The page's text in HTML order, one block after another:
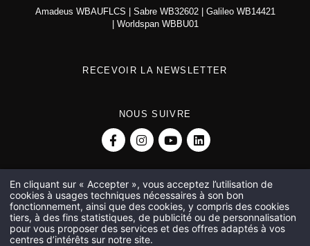
Amadeus WBAUFLCS | Sabre WB32602 | Galileo WB14421
| Worldspan WBBU01
RECEVOIR LA NEWSLETTER
NOUS SUIVRE
Restaurant 2 étoiles à Joigny
Stage de cuisine avec chef étoilé
Hôtel 5 étoiles à Joigny
Hôtel 5 étoiles spa proche d’Auxerre
Hôtel 5 étoiles proche d’Auxerre
© La Côte Saint-Jacques & Spa ***** - Tous droits réservés -
reception@cotesaintjacques.com
En cliquant sur « Accepter », vous acceptez l’utilisation de
cookies à usages techniques nécessaires à son bon
fonctionnement, ainsi que des cookies, y compris des cookies
tiers, à des fins statistiques, de publicité ou de personnalisation
pour vous proposer des services et des offres adaptés à vos
centres d’intérêts sur notre site.